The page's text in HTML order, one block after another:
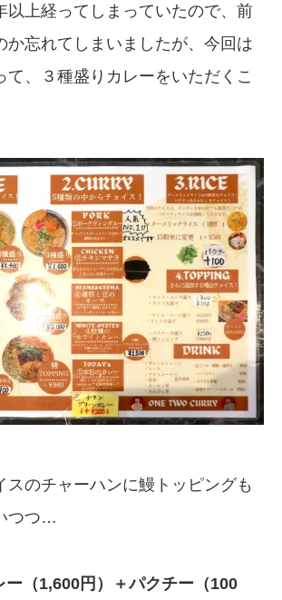
以上経ってしまっていたので、前
か忘れてしまいましたが、今回は
て、３種盛りカレーをいただくこ
スのチャーハンに鰻トッピングも
つつ…
ー（1,600円）＋パクチー（100